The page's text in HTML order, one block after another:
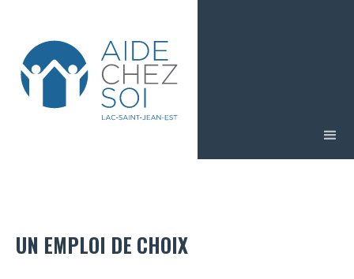
UN EMPLOI DE CHOIX